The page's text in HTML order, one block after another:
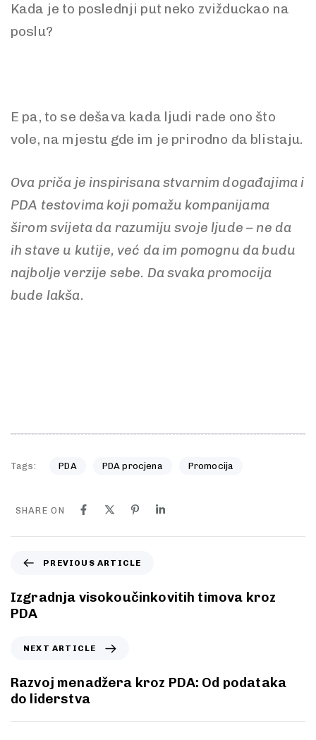
Kada je to poslednji put neko zvižduckao na
poslu?
E pa, to se dešava kada ljudi rade ono što
vole, na mjestu gde im je prirodno da blistaju.
Ova priča je inspirisana stvarnim događajima i
PDA testovima koji pomažu kompanijama
širom svijeta da razumiju svoje ljude – ne da
ih stave u kutije, već da im pomognu da budu
najbolje verzije sebe. Da svaka promocija
bude lakša.
Tags: PDA PDA procjena Promocija
SHARE ON
PREVIOUS ARTICLE
Izgradnja visokoučinkovitih timova kroz
PDA
NEXT ARTICLE
Razvoj menadžera kroz PDA: Od podataka
do liderstva